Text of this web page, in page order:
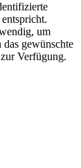
um
das gewünschte
Verfügung.